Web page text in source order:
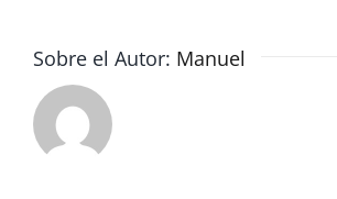
Sobre el Autor: Manuel